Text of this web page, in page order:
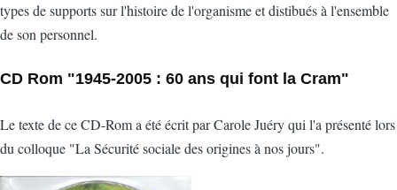
types de supports sur l'histoire de l'organisme et distibués à l'ensemble
de son personnel.
CD Rom "1945-2005 : 60 ans qui font la Cram"
Le texte de ce CD-Rom a été écrit par Carole Juéry qui l'a présenté lors
du colloque "La Sécurité sociale des origines à nos jours".